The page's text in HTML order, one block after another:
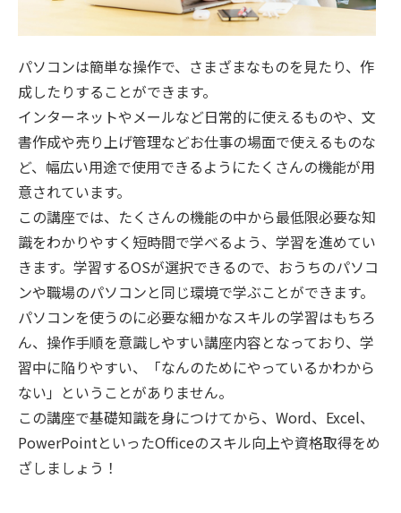
パソコンは簡単な操作で、さまざまなものを見たり、作
成したりすることができます。
インターネットやメールなど日常的に使えるものや、文
書作成や売り上げ管理などお仕事の場面で使えるものな
ど、幅広い用途で使用できるようにたくさんの機能が用
意されています。
この講座では、たくさんの機能の中から最低限必要な知
識をわかりやすく短時間で学べるよう、学習を進めてい
きます。学習するOSが選択できるので、おうちのパソコ
ンや職場のパソコンと同じ環境で学ぶことができます。
パソコンを使うのに必要な細かなスキルの学習はもちろ
ん、操作手順を意識しやすい講座内容となっており、学
習中に陥りやすい、「なんのためにやっているかわから
ない」ということがありません。
この講座で基礎知識を身につけてから、Word、Excel、
PowerPointといったOfficeのスキル向上や資格取得をめ
ざしましょう！